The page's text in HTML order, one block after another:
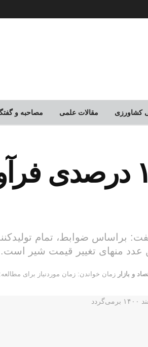
کشاورزی مقالات علمی مصاحبه و
افزایش قیمت ۱۶
عدد منهای تغییر قیمت شیر است.
و بازار زمان خواندن: زمان موردنیاز برای مطالعه: 1 دقیقه